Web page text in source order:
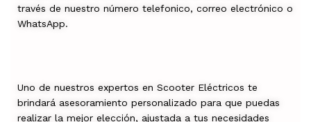
través de nuestro número telefonico, correo electrónico o
WhatsApp.
Uno de nuestros expertos en Scooter Eléctricos te
brindará asesoramiento personalizado para que puedas
realizar la mejor elección, ajustada a tus necesidades